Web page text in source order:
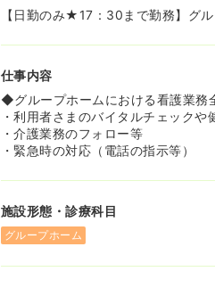
【日勤のみ★17：30まで勤務】グ
仕事内容
◆グループホームにおける看護業務
・利用者さまのバイタルチェックや
・介護業務のフォロー等
・緊急時の対応（電話の指示等）
施設形態・診療科目
グループホーム